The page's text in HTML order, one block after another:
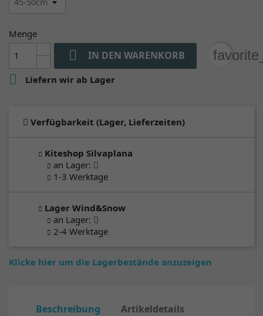
Menge
 IN DEN WARENKORB

Liefern wir ab Lager
Verfügbarkeit (Lager, Lieferzeiten)
Kiteshop Silvaplana
an Lager:
1-3 Werktage
Lager Wind&Snow
an Lager:
2-4 Werktage
Klicke hier um die Lagerbestände anzuzeigen
Beschreibung
Artikeldetails